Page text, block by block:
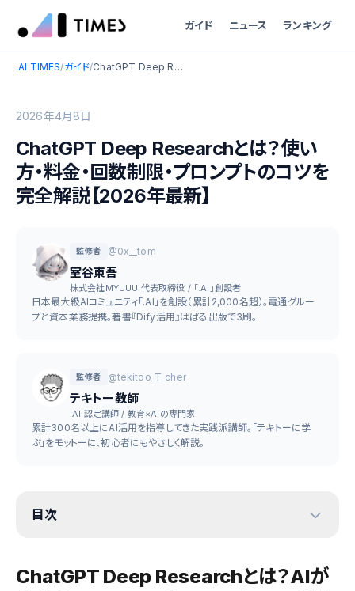
ガイド ニュース ランキング
.AI TIMES/ガイド/ ChatGPT Deep Researchとは？使い方・料金・回数制限・プロンプトのコツを完全解説【2026年最新】
2026年4月8日
ChatGPT Deep Researchとは？使い
方・料金・回数制限・プロンプトのコツを
完全解説【2026年最新】
監修者 @0x__tom
室谷東吾
株式会社MYUUU 代表取締役 / 「.AI」創設者
日本最大級AIコミュニティ「.AI」を創設（累計2,000名超）。電通グルー
プと資本業務提携。著書『Dify活用』はぱる出版で3刷。
監修者 @tekitoo_T_cher
テキトー教師
.AI 認定講師 / 教育×AIの専門家
累計300名以上にAI活用を指導してきた実践派講師。「テキトーに学
ぶ」をモットーに、初心者にもやさしく解説。
目次
ChatGPT Deep Researchとは？AIが